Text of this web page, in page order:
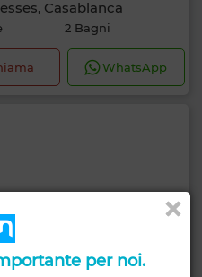
Casablanca
2 Bagni
WhatsApp
per noi.